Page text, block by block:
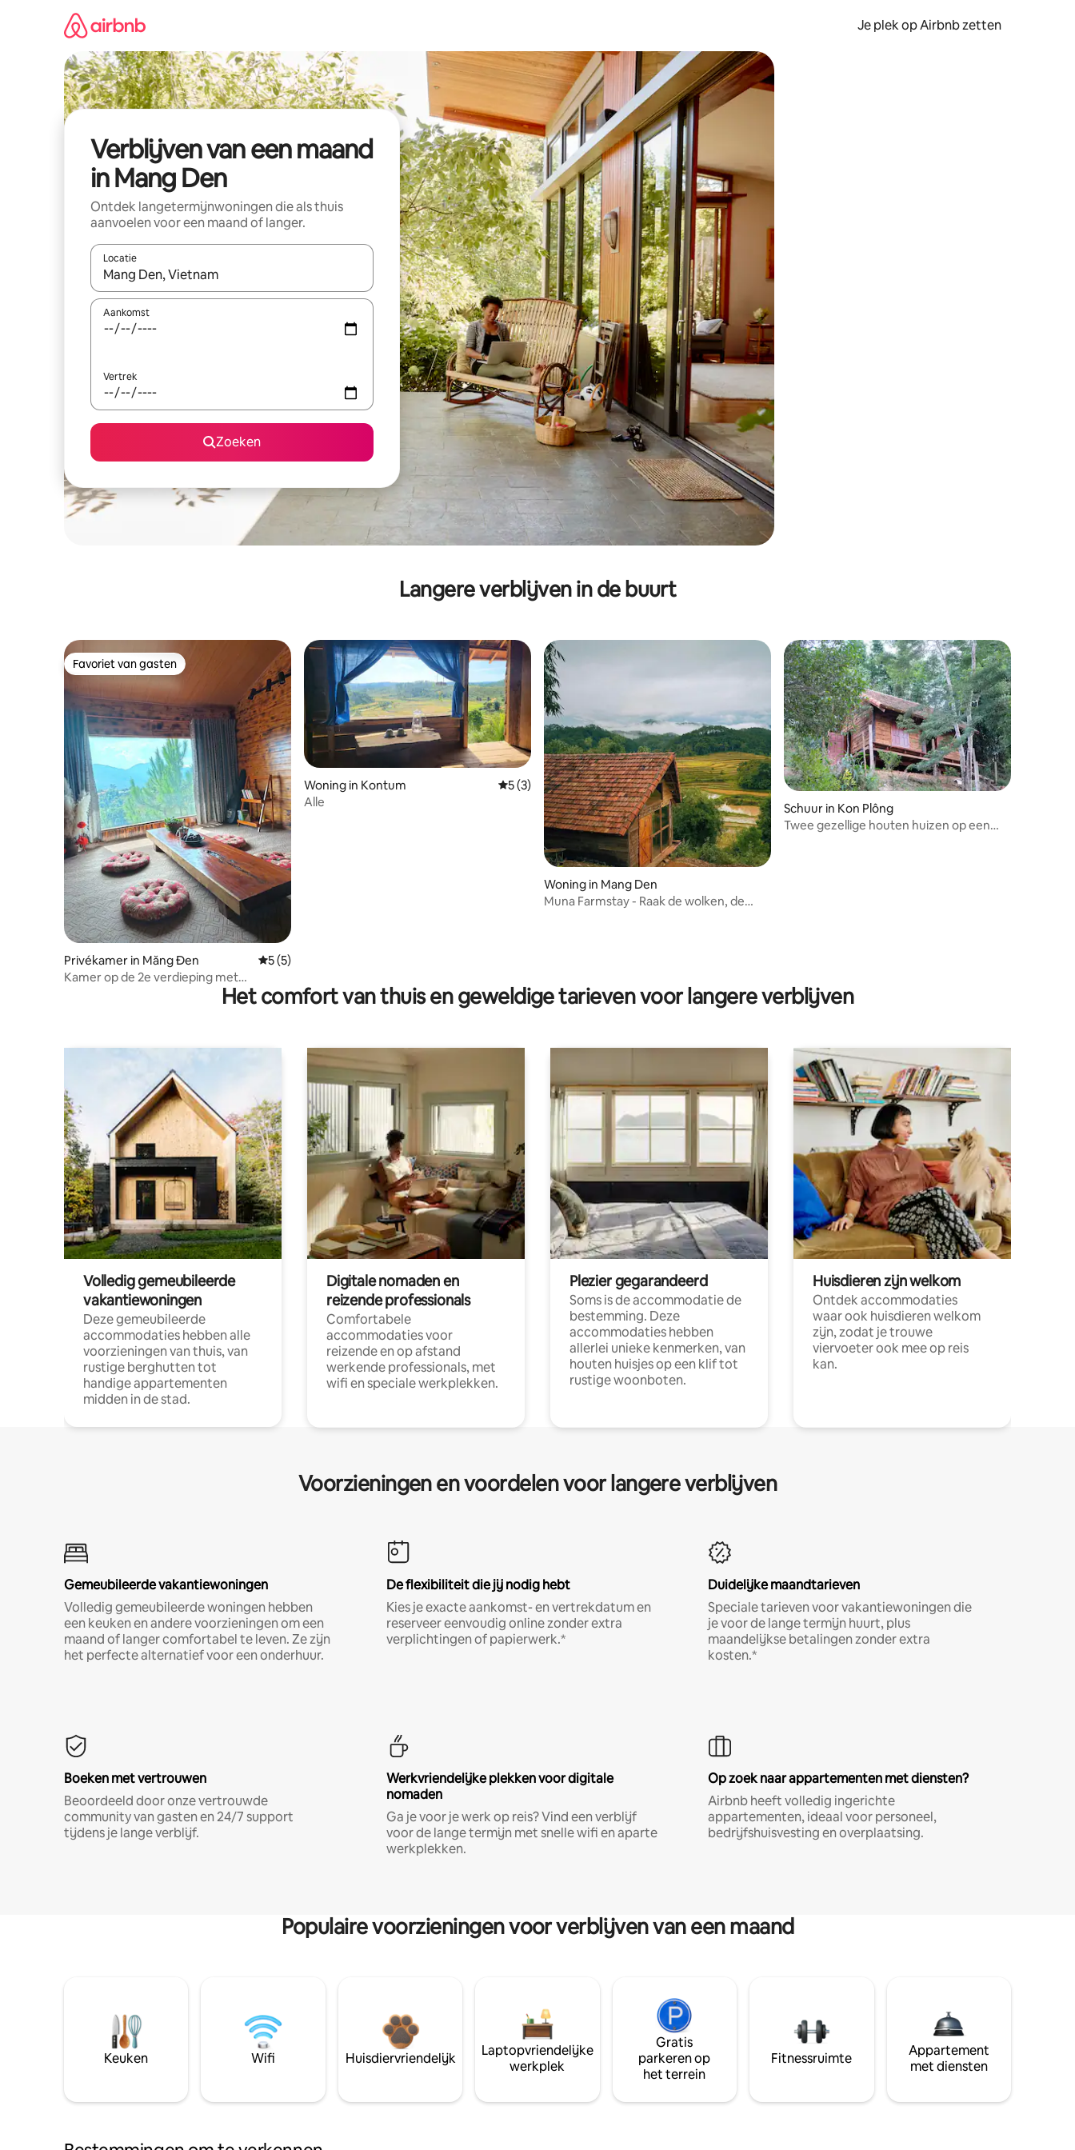
Je plek op Airbnb zetten
Verblijven van een maand
in Mang Den
Ontdek langetermijnwoningen die als thuis
aanvoelen voor een maand of langer.
Locatie
Wanneer er resultaten beschikbaar zijn, maak je een keuze met je de pijltjestoetsen omhoog en omlaag, óf door te tikken of swipen.
Aankomst
Vertrek
Zoeken
Langere verblijven in de buurt
Favoriet van gasten
Favoriet van gasten
Privékamer in Măng Đen Gemiddelde beoordeling van 5 op 5, 5 recensies
5 (5)
Kamer op de 2e verdieping met
HOEKUITZICHT om de zonsondergang
te bekijken en wolken te spotten
Woning in Kontum Gemiddelde beoordeling van 5 op 5, 3 recensies
5 (3)
Alle
Woning in Mang Den
Muna Farmstay - Raak de wolken, de
Schuur in Kon Plông
Twee gezellige houten huizen op een
Het comfort van thuis en geweldige tarieven voor langere verblijven
Volledig gemeubileerde
vakantiewoningen
Deze gemeubileerde
accommodaties hebben alle
voorzieningen van thuis, van
rustige berghutten tot
handige appartementen
midden in de stad.
Digitale nomaden en
reizende professionals
Comfortabele
accommodaties voor
reizende en op afstand
werkende professionals, met
wifi en speciale werkplekken.
Plezier gegarandeerd
Soms is de accommodatie de
bestemming. Deze
accommodaties hebben
allerlei unieke kenmerken, van
houten huisjes op een klif tot
rustige woonboten.
Huisdieren zijn welkom
Ontdek accommodaties
waar ook huisdieren welkom
zijn, zodat je trouwe
viervoeter ook mee op reis
kan.
Voorzieningen en voordelen voor langere verblijven
Gemeubileerde vakantiewoningen
Volledig gemeubileerde woningen hebben
een keuken en andere voorzieningen om een
maand of langer comfortabel te leven. Ze zijn
het perfecte alternatief voor een onderhuur.
De flexibiliteit die jij nodig hebt
Kies je exacte aankomst- en vertrekdatum en
reserveer eenvoudig online zonder extra
verplichtingen of papierwerk.*
Duidelijke maandtarieven
Speciale tarieven voor vakantiewoningen die
je voor de lange termijn huurt, plus
maandelijkse betalingen zonder extra
kosten.*
Boeken met vertrouwen
Beoordeeld door onze vertrouwde
community van gasten en 24/7 support
tijdens je lange verblijf.
Werkvriendelijke plekken voor digitale
nomaden
Ga je voor je werk op reis? Vind een verblijf
voor de lange termijn met snelle wifi en aparte
werkplekken.
Op zoek naar appartementen met diensten?
Airbnb heeft volledig ingerichte
appartementen, ideaal voor personeel,
bedrijfshuisvesting en overplaatsing.
Populaire voorzieningen voor verblijven van een maand
Keuken Wifi Huisdiervriendelijk
Laptopvriendelijke
werkplek
Gratis
parkeren op
het terrein
Fitnessruimte
Appartement
met diensten